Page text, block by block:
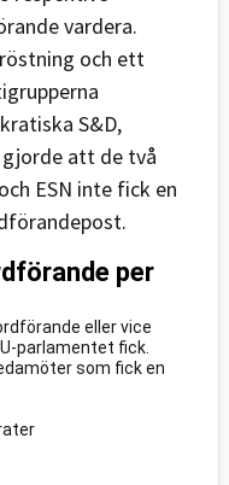
vardera.
och ett
S&D,
gjorde att de två
ESN inte fick en